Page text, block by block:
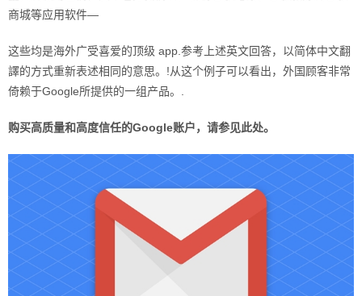
商城等应用软件—
这些均是海外广受喜爱的顶级 app.参考上述英文回答，以简体中文翻
譯的方式重新表述相同的意思。!从这个例子可以看出，外国顾客非常
倚赖于Google所提供的一组产品。.
购买高质量和高度信任的Google账户，请参见此处。